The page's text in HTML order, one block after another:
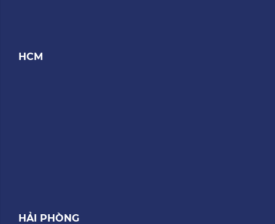
HCM
HẢI PHÒNG